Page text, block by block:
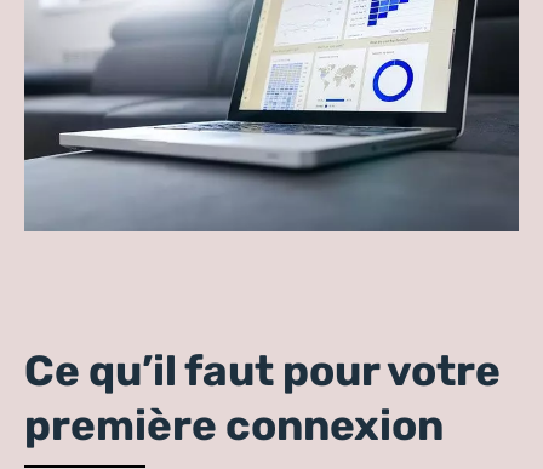
Ce qu’il faut pour votre
première connexion